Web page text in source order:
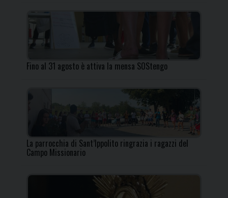
Fino al 31 agosto è attiva la mensa SOStengo
La parrocchia di Sant’Ippolito ringrazia i ragazzi del
Campo Missionario